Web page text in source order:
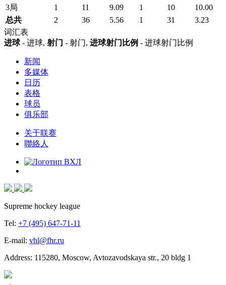
3局
1 11 9.09 1 10
10.00
总共
2 36 5.56 1 31
3.23
词汇表
进球- 进球, 射门 - 射门, 进球射门比例 - 进球射门比例
新闻
多媒体
日历
表格
球员
俱乐部
关于联赛
聯絡人
Supreme hockey league
Tel: +7 (495) 647-71-11
E-mail: vhl@fhr.ru
Address: 115280, Moscow, Avtozavodskaya str., 20 bldg 1